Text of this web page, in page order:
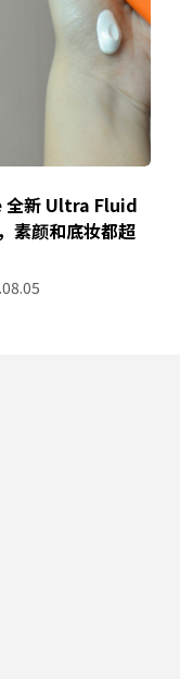
全新 Ultra Fluid
素颜和底妆都超